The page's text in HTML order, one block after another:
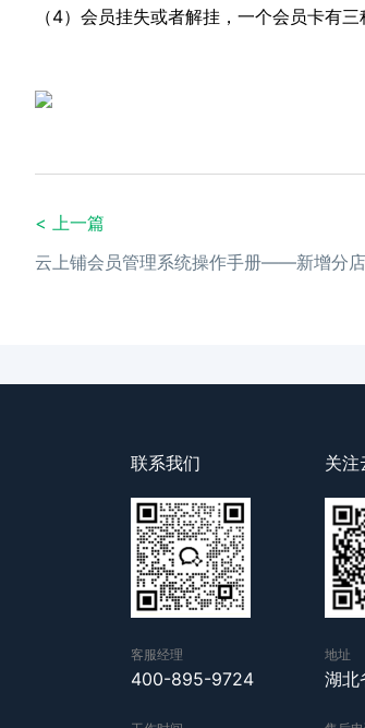
（4）会员挂失或者解挂，一个会员卡有
< 上一篇
云上铺会员管理系统操作手册——新增分店
联系我们
客服经理
400-895-9724
关注
地址
湖北